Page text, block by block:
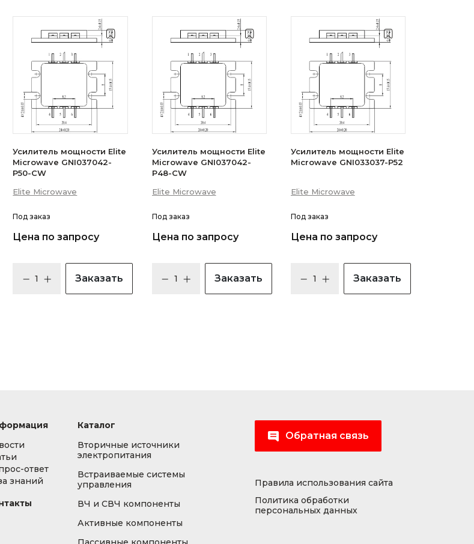
Усилитель мощности Elite
Microwave GNI037042-
P50-CW
Elite Microwave
Под заказ
Цена по запросу
Заказать
Усилитель мощности Elite
Microwave GNI037042-
P48-CW
Elite Microwave
Под заказ
Цена по запросу
Заказать
Усилитель мощности Elite
Microwave GNI033037-P52
Elite Microwave
Под заказ
Цена по запросу
Заказать
ответ
знаний
Каталог
Вторичные источники
электропитания
Встраиваемые системы
управления
ВЧ и СВЧ компоненты
Активные компоненты
Обратная связь
Правила использования сайта
Политика обработки
персональных данных